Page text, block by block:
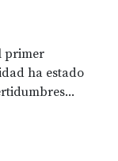
primer
ha estado